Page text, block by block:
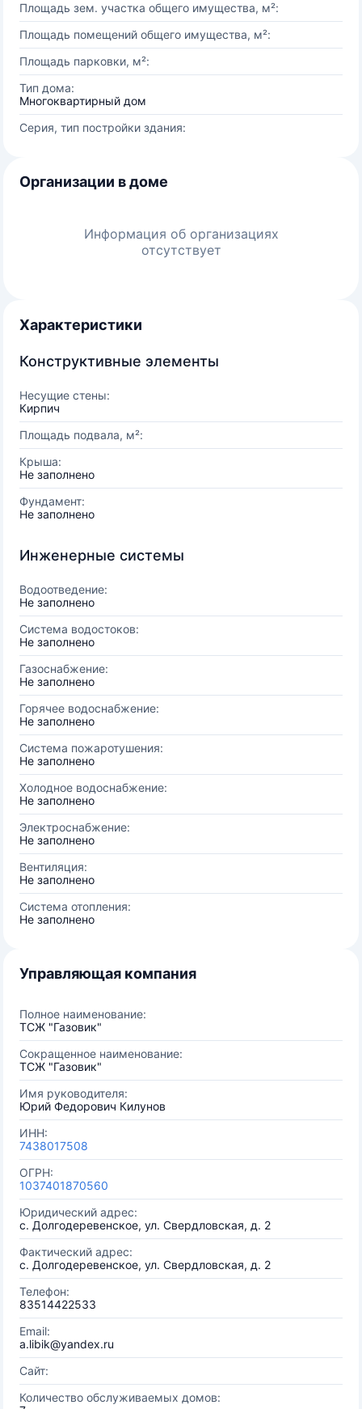
Площадь зем. участка общего имущества, м²:
Площадь помещений общего имущества, м²:
Площадь парковки, м²:
Тип дома:
Многоквартирный дом
Серия, тип постройки здания:
Организации в доме
Информация об организациях
отсутствует
Характеристики
Конструктивные элементы
Несущие стены:
Кирпич
Площадь подвала, м²:
Крыша:
Не заполнено
Фундамент:
Не заполнено
Инженерные системы
Водоотведение:
Не заполнено
Система водостоков:
Не заполнено
Газоснабжение:
Не заполнено
Горячее водоснабжение:
Не заполнено
Система пожаротушения:
Не заполнено
Холодное водоснабжение:
Не заполнено
Электроснабжение:
Не заполнено
Вентиляция:
Не заполнено
Система отопления:
Не заполнено
Управляющая компания
Полное наименование:
ТСЖ "Газовик"
Сокращенное наименование:
ТСЖ "Газовик"
Имя руководителя:
Юрий Федорович Килунов
ИНН:
7438017508
ОГРН:
1037401870560
Юридический адрес:
с. Долгодеревенское, ул. Свердловская, д. 2
Фактический адрес:
с. Долгодеревенское, ул. Свердловская, д. 2
Телефон:
83514422533
Email:
a.libik@yandex.ru
Сайт:
Количество обслуживаемых домов: